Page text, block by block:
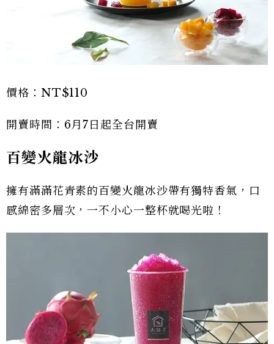
價格：NT$110
開賣時間：6月7日起全台開賣
百變火龍冰沙
擁有滿滿花青素的百變火龍冰沙帶有獨特香氣，口
感綿密多層次，一不小心一整杯就喝光啦！